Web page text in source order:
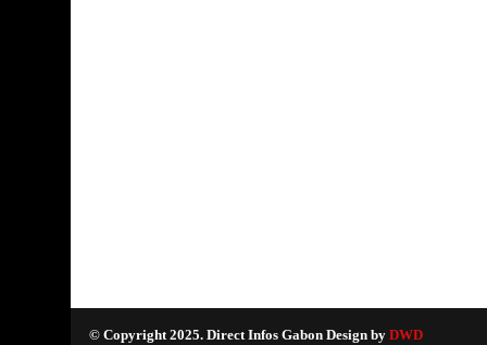
© Copyright 2025. Direct Infos Gabon Design by DWD